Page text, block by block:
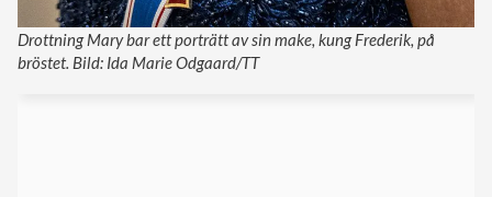
Drottning Mary bar ett porträtt av sin make, kung Frederik, på
bröstet. Bild: Ida Marie Odgaard/TT